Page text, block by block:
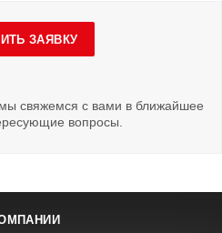
ЗАЯВКУ
свяжемся с вами в ближайшее
вопросы.